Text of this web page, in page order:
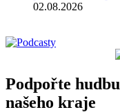
02.08.2026
Podpořte hudbu
našeho kraje